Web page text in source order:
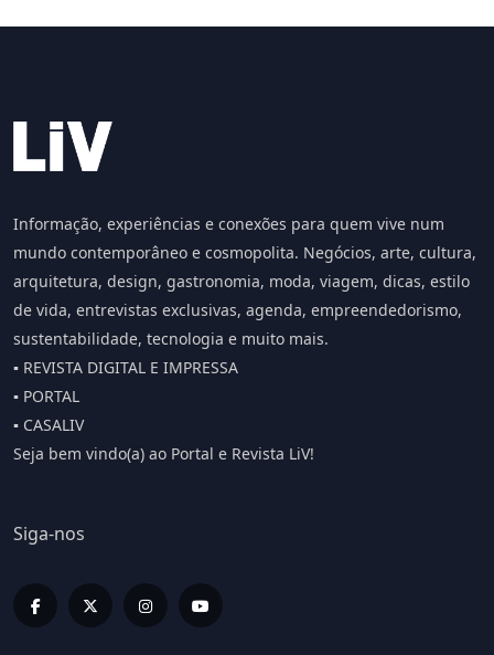
Informação, experiências e conexões para quem vive num
mundo contemporâneo e cosmopolita. Negócios, arte, cultura,
arquitetura, design, gastronomia, moda, viagem, dicas, estilo
de vida, entrevistas exclusivas, agenda, empreendedorismo,
sustentabilidade, tecnologia e muito mais.
▪️ REVISTA DIGITAL E IMPRESSA
▪️ PORTAL
▪️ CASALIV
Seja bem vindo(a) ao Portal e Revista LiV!
Siga-nos